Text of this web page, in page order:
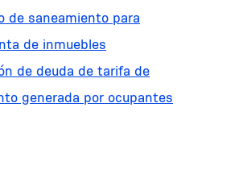
de saneamiento para
de inmuebles
de deuda de tarifa de
generada por ocupantes